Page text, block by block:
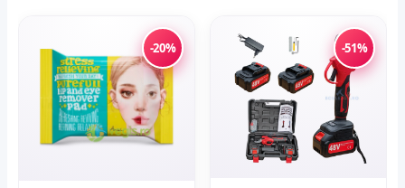
-20% -51%